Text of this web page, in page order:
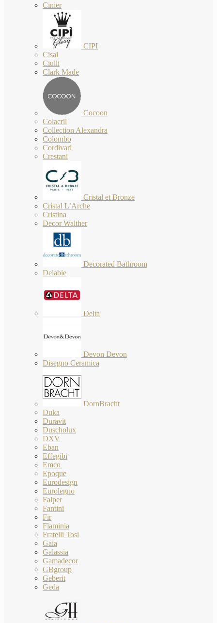
Cinier
CIPI
Cisal
Ciulli
Clark Made
Cocoon
Colacril
Collection Alexandra
Colombo
Cordivari
Crestani
Cristal et Bronze
Cristal L’Arche
Cristina
Decor Walther
Decorated Bathroom
Delabie
Delta
Devon Devon
Disegno Ceramica
DornBracht
Duka
Duravit
Duscholux
DXV
Eban
Effegibi
Emco
Epoque
Eurodesign
Eurolegno
Falper
Fantini
Fir
Flaminia
Fratelli Tosi
Gaia
Galassia
Gamadecor
GBgroup
Geberit
Geda